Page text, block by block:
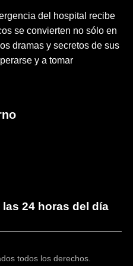
del hospital recibe
se convierten no sólo en
dramas y secretos de sus
y a tomar
24 horas del día
todos los derechos.